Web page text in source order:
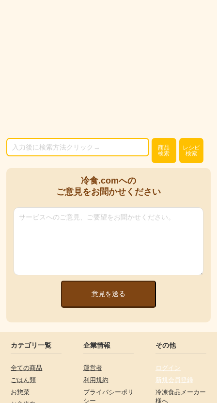
商品
検索
レシピ
検索
冷食.comへの
ご意見をお聞かせください
意見を送る
カテゴリ一覧
全ての商品
ごはん類
お惣菜
企業情報
運営者
利用規約
プライバシーポリ
シー
その他
ログイン
新規会員登録
冷凍食品メーカー
様へ